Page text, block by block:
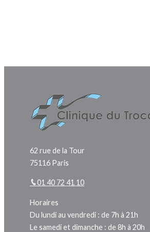
62 rue de la Tour
75116 Paris
01 40 72 41 10
Horaires
Du lundi au vendredi : de 7h à 21h
Le samedi et dimanche : de 8h à 20h